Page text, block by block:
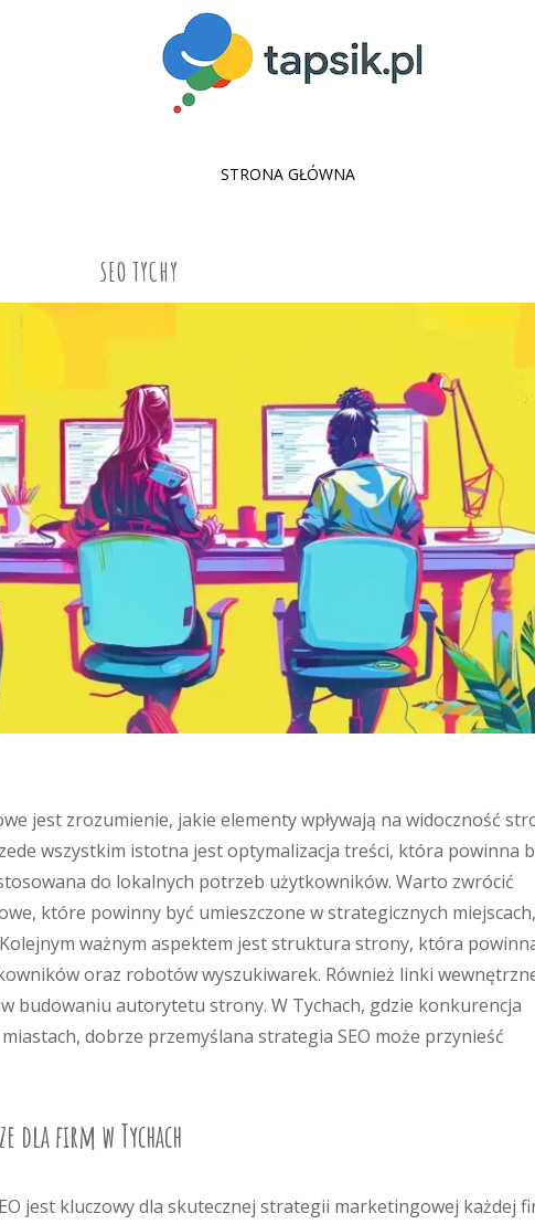
SKIP
STRONA GŁÓWNA
SEO TYCHY
jest zrozumienie, jakie elementy wpływają na widoczność
wszystkim istotna jest optymalizacja treści, która powinna
do lokalnych potrzeb użytkowników. Warto zwrócić
które powinny być umieszczone w strategicznych miejscach,
ważnym aspektem jest struktura strony, która
oraz robotów wyszukiwarek. Również linki
budowaniu autorytetu strony. W Tychach, gdzie konkurencja
dobrze przemyślana strategia SEO może przynieść
dla firm w Tychach
jest kluczowy dla skutecznej strategii marketingowej każdej